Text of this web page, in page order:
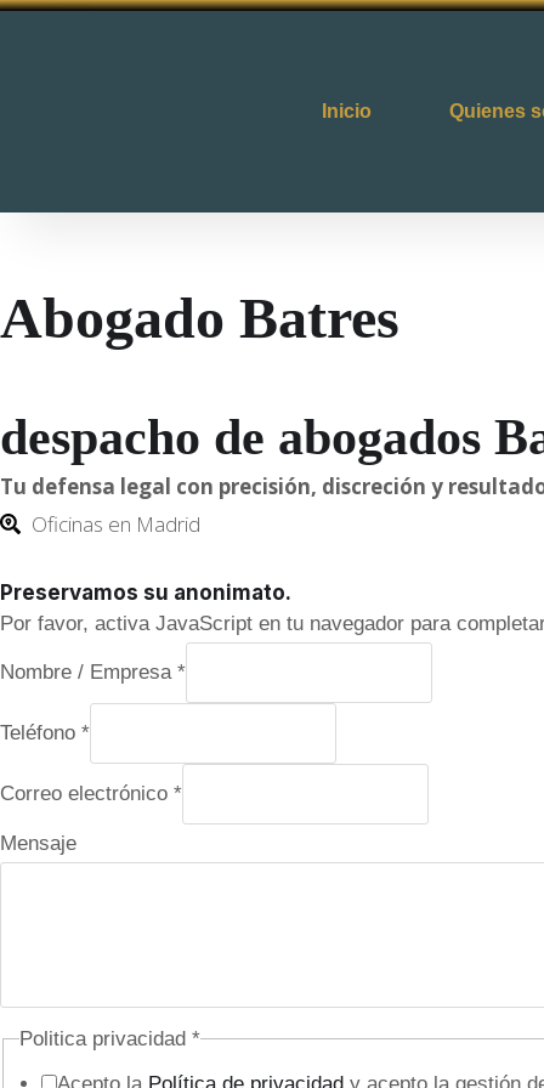
Inicio Quienes
Abogado Batres
despacho de abogados
Tu defensa legal con precisión, discreción y
Oficinas en Madrid
Preservamos su anonimato.
Por favor, activa JavaScript en tu navegador para
Nombre / Empresa *
Teléfono *
Correo electrónico *
Mensaje
Politica privacidad *
Acepto la Política de privacidady acepto la gestión